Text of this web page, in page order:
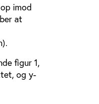
imod
at
figur 1,
og y-